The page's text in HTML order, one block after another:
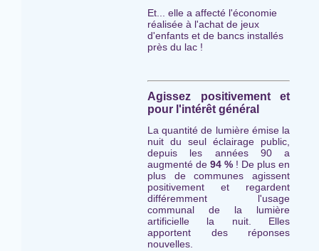
Et... elle a affecté l'économie
réalisée à l'achat de jeux
d'enfants et de bancs installés
près du lac !
Agissez positivement et
pour l'intérêt général
La quantité de lumière émise la
nuit du seul éclairage public,
depuis les années 90 a
augmenté de 94 % ! De plus en
plus de communes agissent
positivement et regardent
différemment l'usage
communal de la lumière
artificielle la nuit. Elles
apportent des réponses
nouvelles.